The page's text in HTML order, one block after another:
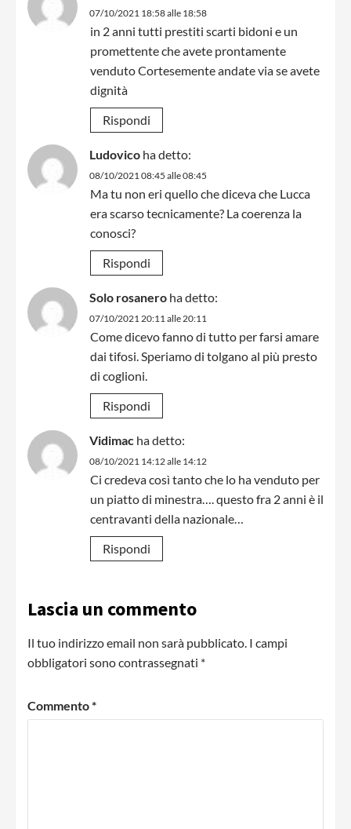
07/10/2021 18:58 alle 18:58
in 2 anni tutti prestiti scarti bidoni e un
promettente che avete prontamente
venduto Cortesemente andate via se avete
dignità
Rispondi
Ludovico ha detto:
08/10/2021 08:45 alle 08:45
Ma tu non eri quello che diceva che Lucca
era scarso tecnicamente? La coerenza la
conosci?
Rispondi
Solo rosanero ha detto:
07/10/2021 20:11 alle 20:11
Come dicevo fanno di tutto per farsi amare
dai tifosi. Speriamo di tolgano al più presto
di coglioni.
Rispondi
Vidimac ha detto:
08/10/2021 14:12 alle 14:12
Ci credeva così tanto che lo ha venduto per
un piatto di minestra…. questo fra 2 anni è il
centravanti della nazionale…
Rispondi
Lascia un commento
Il tuo indirizzo email non sarà pubblicato. I campi
obbligatori sono contrassegnati *
Commento*